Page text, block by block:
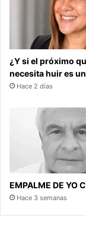
¿Y si el próximo
necesita huir es
Hace 2 días
EMPALME DE YO
Hace 3 semanas